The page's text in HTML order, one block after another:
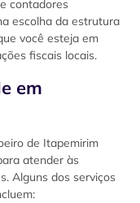
contadores
escolha da estrutura
você esteja em
fiscais locais.
em
de Itapemirim
atender às
Alguns dos serviços